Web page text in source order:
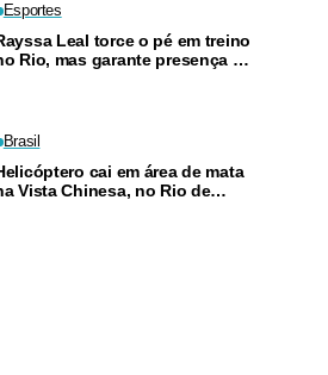
Esportes
Leal torce o pé em treino
Rio, mas garante presença no
Brasil
cai em área de mata
Vista Chinesa, no Rio de